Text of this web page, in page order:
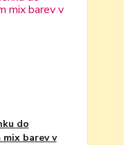
do
barev v